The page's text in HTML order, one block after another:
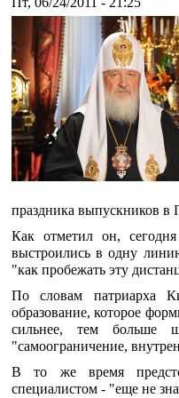
праздника выпускников в
Как отметил он,
выстроились в одну
"как пробежать эту
По словам патриарха
образование, которое
сильнее, тем больше
"самоограничение,
В то же время
специалистом - "еще не